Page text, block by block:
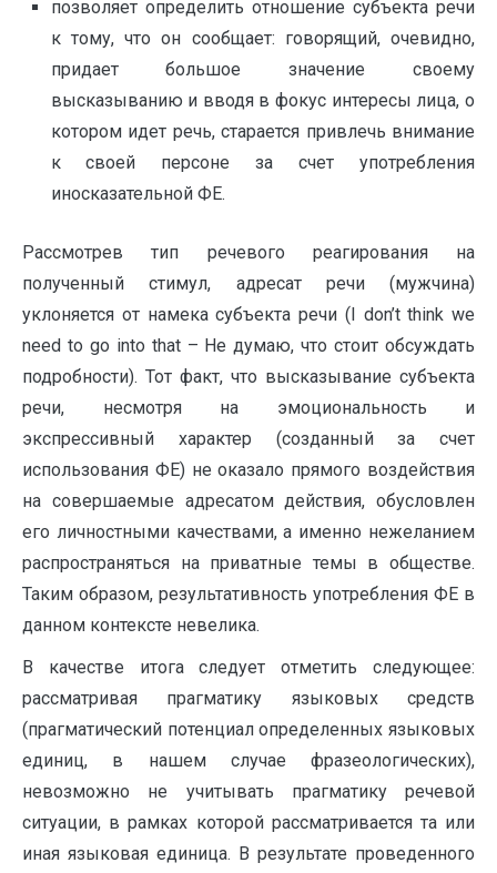
позволяет определить отношение субъекта речи
к тому, что он сообщает: говорящий, очевидно,
придает большое значение своему
высказыванию и вводя в фокус интересы лица, о
котором идет речь, старается привлечь внимание
к своей персоне за счет употребления
иносказательной ФЕ.
Рассмотрев тип речевого реагирования на
полученный стимул, адресат речи (мужчина)
уклоняется от намека субъекта речи (I don’t think we
need to go into that – Не думаю, что стоит обсуждать
подробности). Тот факт, что высказывание субъекта
речи, несмотря на эмоциональность и
экспрессивный характер (созданный за счет
использования ФЕ) не оказало прямого воздействия
на совершаемые адресатом действия, обусловлен
его личностными качествами, а именно нежеланием
распространяться на приватные темы в обществе.
Таким образом, результативность употребления ФЕ в
данном контексте невелика.
В качестве итога следует отметить следующее:
рассматривая прагматику языковых средств
(прагматический потенциал определенных языковых
единиц, в нашем случае фразеологических),
невозможно не учитывать прагматику речевой
ситуации, в рамках которой рассматривается та или
иная языковая единица. В результате проведенного